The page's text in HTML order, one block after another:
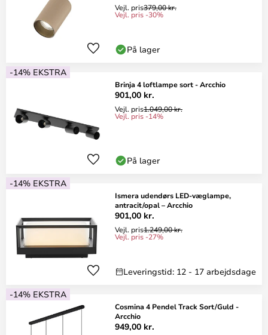
Vejl. pris379,00 kr.
Vejl. pris -30%
På lager
-14% EKSTRA
Brinja 4 loftlampe sort - Arcchio
901,00 kr.
Vejl. pris1.049,00 kr.
Vejl. pris -14%
På lager
-14% EKSTRA
Ismera udendørs LED-væglampe,
antracit/opal – Arcchio
901,00 kr.
Vejl. pris1.249,00 kr.
Vejl. pris -27%
Leveringstid: 12 - 17 arbejdsdage
-14% EKSTRA
Cosmina 4 Pendel Track Sort/Guld -
Arcchio
949,00 kr.